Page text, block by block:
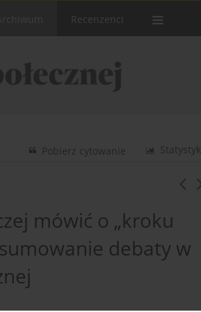
Recenzenci
Statystyki
Pobierz cytowanie
mówić o „kroku
debaty w